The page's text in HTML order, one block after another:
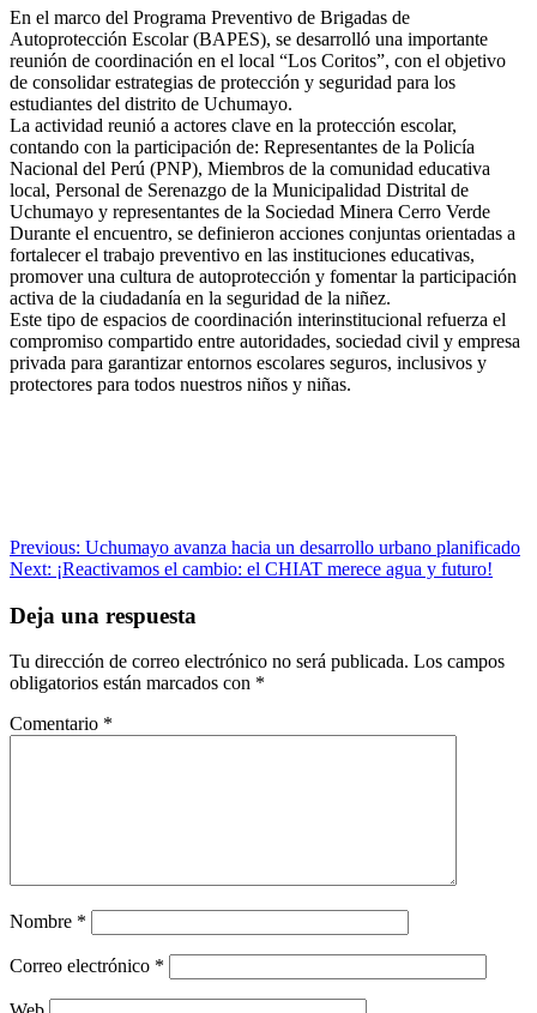
En el marco del Programa Preventivo de Brigadas de
Autoprotección Escolar (BAPES), se desarrolló una importante
reunión de coordinación en el local “Los Coritos”, con el objetivo
de consolidar estrategias de protección y seguridad para los
estudiantes del distrito de Uchumayo.
La actividad reunió a actores clave en la protección escolar,
contando con la participación de: Representantes de la Policía
Nacional del Perú (PNP), Miembros de la comunidad educativa
local, Personal de Serenazgo de la Municipalidad Distrital de
Uchumayo y representantes de la Sociedad Minera Cerro Verde
Durante el encuentro, se definieron acciones conjuntas orientadas a
fortalecer el trabajo preventivo en las instituciones educativas,
promover una cultura de autoprotección y fomentar la participación
activa de la ciudadanía en la seguridad de la niñez.
Este tipo de espacios de coordinación interinstitucional refuerza el
compromiso compartido entre autoridades, sociedad civil y empresa
privada para garantizar entornos escolares seguros, inclusivos y
protectores para todos nuestros niños y niñas.
Navegación
de
entradas
Previous: Uchumayo avanza hacia un desarrollo urbano planificado
Next: ¡Reactivamos el cambio: el CHIAT merece agua y futuro!
Deja una respuesta
Tu dirección de correo electrónico no será publicada. Los campos
obligatorios están marcados con *
Comentario *
Nombre *
Correo electrónico *